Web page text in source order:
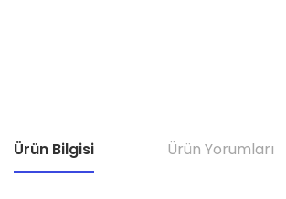
Ürün Bilgisi Ürün Yorumları